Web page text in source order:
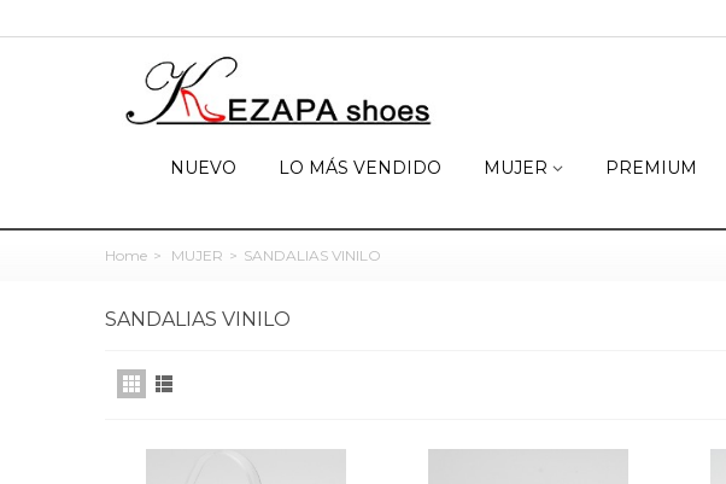
NUEVO LO MÁS VENDIDO MUJER PREMIUM
Home > MUJER > SANDALIAS VINILO
SANDALIAS VINILO